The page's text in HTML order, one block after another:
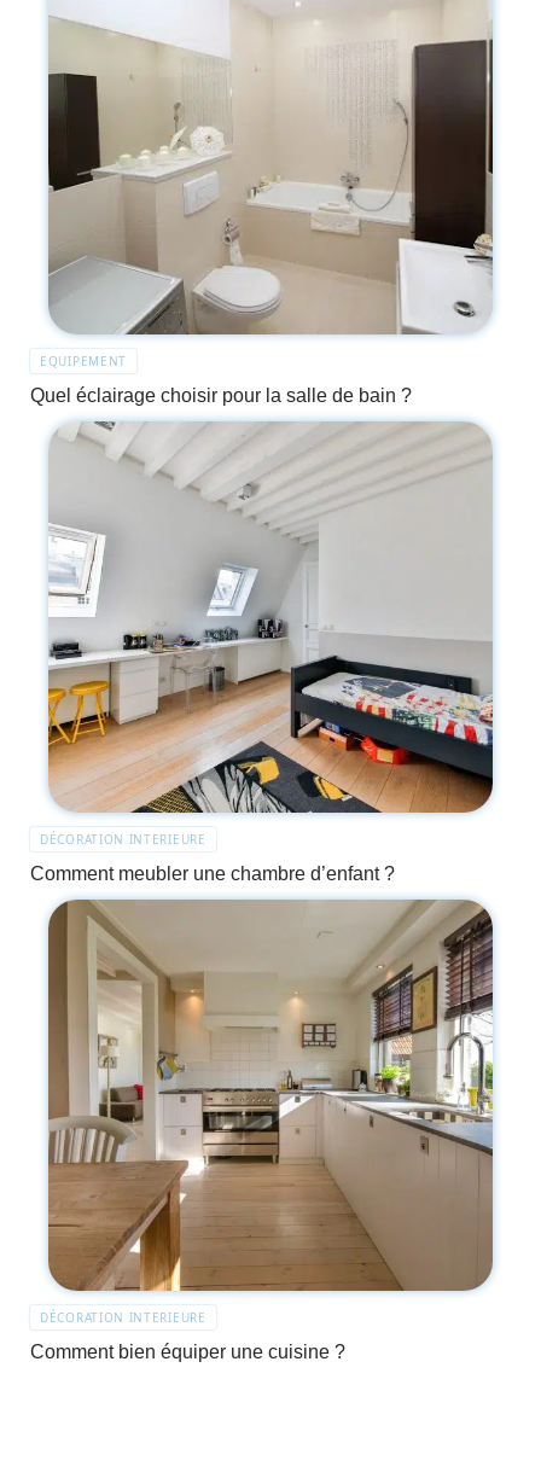
EQUIPEMENT
Quel éclairage choisir pour la salle de bain ?
DÉCORATION INTERIEURE
Comment meubler une chambre d’enfant ?
DÉCORATION INTERIEURE
Comment bien équiper une cuisine ?